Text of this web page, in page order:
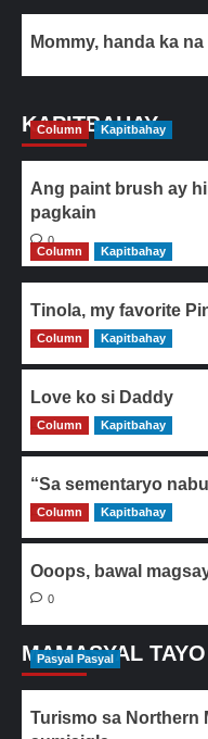
Mommy, handa ka
KAPITBAHAY
Column Kapitbahay
Ang paint brush ay
pagkain
0
Column
Kapitbahay
Tinola, my favorite
0
Column Kapitbahay
Love ko si Daddy
0
Column Kapitbahay
“Sa sementaryo
0
Column Kapitbahay
Ooops, bawal
0
MAMASYAL TAYO
Pasyal Pasyal
Turismo sa Northern